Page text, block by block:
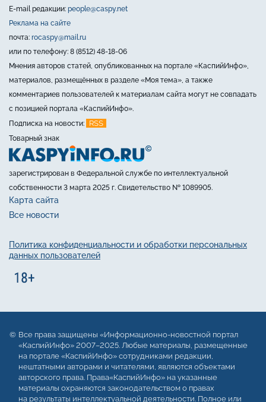
E-mail редакции: people@caspy.net
Реклама на сайте
почта: rocaspy@mail.ru
или по телефону: 8 (8512) 48-18-06
Мнения авторов статей, опубликованных на портале «КаспийИнфо»,
материалов, размещённых в разделе «Моя тема», а также
комментариев пользователей к материалам сайта могут не совпадать
с позицией портала «КаспийИнфо».
Подписка на новости:
RSS
Товарный знак
зарегистрирован в Федеральной службе по интеллектуальной
собственности 3 марта 2025 г. Свидетельство № 1089905.
Карта сайта
Все новости
Политика конфиденциальности и обработки персональных
данных пользователей
Все права защищены «Информационно-новостной портал
«КаспийИнфо» 2007–2025. Любые материалы, размещенные
на портале «КаспийИнфо» сотрудниками редакции,
нештатными авторами и читателями, являются объектами
авторского права. Права«КаспийИнфо» на указанные
материалы охраняются законодательством о правах
на результаты интеллектуальной деятельности. Полное или